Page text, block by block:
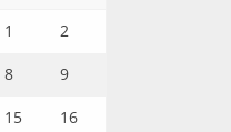
1 2
8 9
15 16